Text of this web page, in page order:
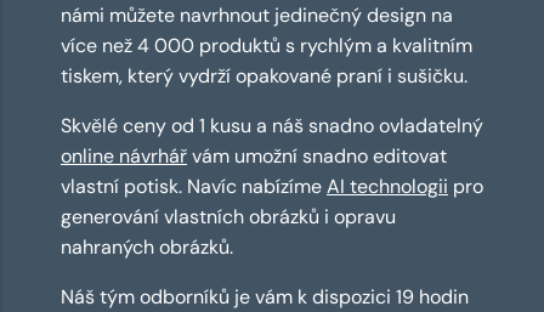
námi můžete navrhnout jedinečný design na
více než 4 000 produktů s rychlým a kvalitním
tiskem, který vydrží opakované praní i sušičku.
Skvělé ceny od 1 kusu a náš snadno ovladatelný
online návrhářvám umožní snadno editovat
vlastní potisk. Navíc nabízímeAI technologii pro
generování vlastních obrázků i opravu
nahraných obrázků.
Náš tým odborníků je vám k dispozici 19 hodin